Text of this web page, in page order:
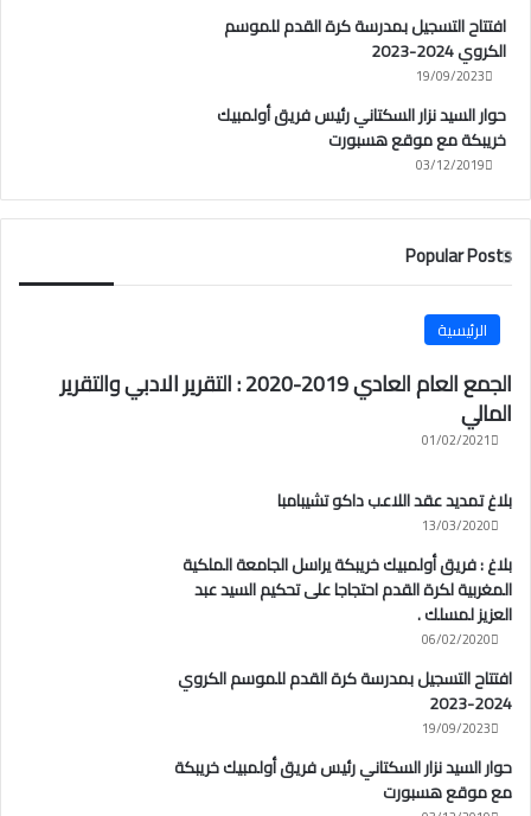
افتتاح التسجيل بمدرسة كرة القدم للموسم
الكروي 2024-2023
19/09/2023
حوار السيد نزار السكتاني رئيس فريق أولمبيك
خريبكة مع موقع هسبورت
03/12/2019
Popular Posts
الرئيسية
الجمع العام العادي 2019-2020 : التقرير الادبي والتقرير
المالي
01/02/2021
بلاغ تمديد عقد اللاعب داكو تشيبامبا
13/03/2020
بلاغ : فريق أولمبيك خريبكة يراسل الجامعة الملكية
المغربية لكرة القدم احتجاجا على تحكيم السيد عبد
العزيز لمسلك .
06/02/2020
افتتاح التسجيل بمدرسة كرة القدم للموسم الكروي
2024-2023
19/09/2023
حوار السيد نزار السكتاني رئيس فريق أولمبيك خريبكة
مع موقع هسبورت